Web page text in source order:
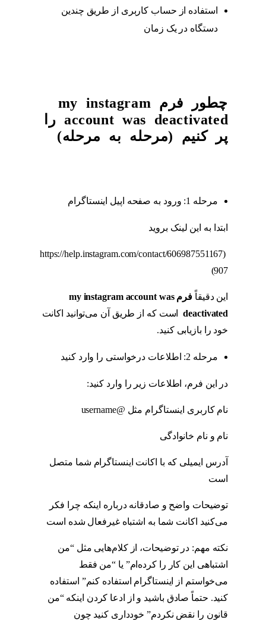
استفاده از حساب کاربری از طریق چندین
دستگاه در یک زمان
چطور فرم my instagram
account was deactivated را
پر کنیم (مرحله به مرحله)
مرحله 1: ورود به صفحه اپیل اینستاگرام
ابتدا به این لینک بروید
(https://help.instagram.com/contact/606987551167
907)
این دقیقاً فرم my instagram account was
deactivatedاست که از طریق آن می‌توانید اکانت
خود را بازیابی کنید.
مرحله 2: اطلاعات درخواستی را وارد کنید
در این فرم، اطلاعات زیر را وارد کنید:
نام کاربری اینستاگرام مثل @username
نام و نام خانوادگی
آدرس ایمیلی که با اکانت اینستاگرام شما متصل
است
توضیحات واضح و صادقانه درباره اینکه چرا فکر
می‌کنید اکانت شما به اشتباه غیرفعال شده است
نکته مهم: در توضیحات، از کلام‌هایی مثل “من
اشتباهی این کار را کرده‌ام” یا “من فقط
می‌خواستم از اینستاگرام استفاده کنم” استفاده
کنید. حتماً صادق باشید و از ادعا کردن اینکه “من
قانون را نقض نکردم” خودداری کنید چون